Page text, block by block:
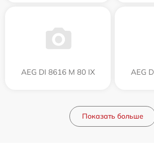
AEG DI 8616 M 80 IX AEG
Показать больше